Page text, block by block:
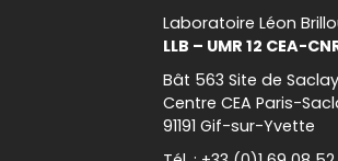
Laboratoire Léon
LLB – UMR 12 CEA-
Bât 563 Site de Saclay
Centre CEA Paris-
91191 Gif-sur-Yvette